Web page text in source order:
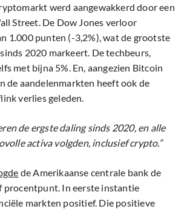
werd aangewakkerd door een
Street. De Dow Jones verloor
1.000 punten (-3,2%), wat de grootste
2020 markeert. De techbeurs,
met bijna 5%. En, aangezien Bitcoin
de aandelenmarkten heeft ook de
verlies geleden.
de ergste daling sinds 2020, en alle
activa volgden, inclusief crypto.”
de Amerikaanse centrale bank de
procentpunt. In eerste instantie
markten positief. Die positieve